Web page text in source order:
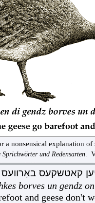
a nonsensical explanation
Sprichwörter und Redensarten.
קאַטשקעס באָרוועס
borves un gendz
and geese don't